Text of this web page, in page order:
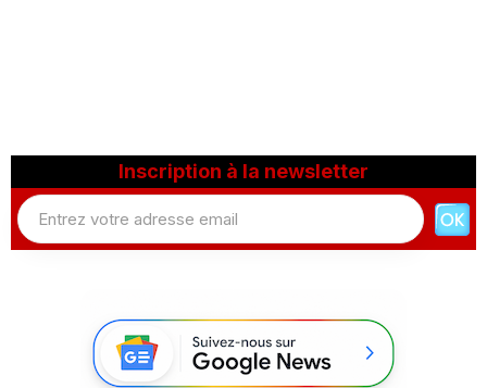
Inscription à la newsletter